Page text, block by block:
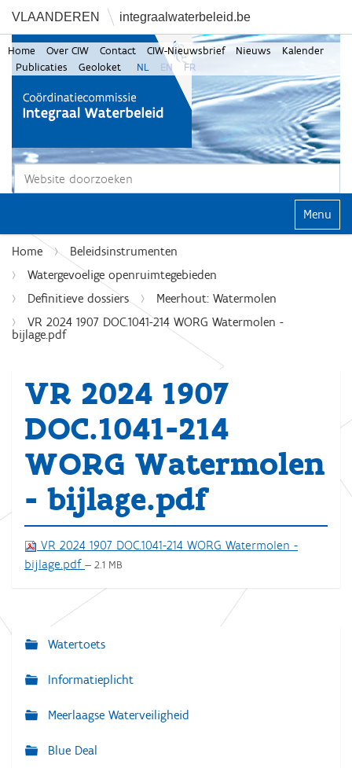
VLAANDEREN integraalwaterbeleid.be
Zoek
Home Over CIW Contact CIW-Nieuwsbrief Nieuws
Kalender
Publicaties
Geoloket NL EN FR
Klap
Home
Beleidsinstrumenten
Watergevoelige openruimtegebieden
Definitieve dossiers
Meerhout: Watermolen
VR 2024 1907 DOC.1041-214 WORG Watermolen -
bijlage.pdf
VR 2024 1907
DOC.1041-214
WORG Watermolen
- bijlage.pdf
VR 2024 1907 DOC.1041-214 WORG Watermolen -
bijlage.pdf — 2.1 MB
N
a
i
g
Watertoets
Informatieplicht
Meerlaagse Waterveiligheid
Blue Deal